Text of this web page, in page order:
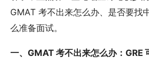
GMAT 考不出来怎么办、是否要找
么准备面试。
一、GMAT 考不出来怎么办：GRE